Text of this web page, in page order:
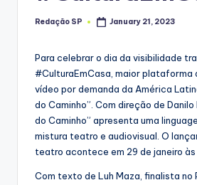
Posted
Redação SP January 21, 2023
Para celebrar o dia da visibilidade
#CulturaEmCasa, maior plataforma
vídeo por demanda da América
do Caminho”. Com direção de Danilo
do Caminho” apresenta uma
mistura teatro e audiovisual. O
teatro acontece em 29 de janeiro às
Com texto de Luh Maza, finalista no